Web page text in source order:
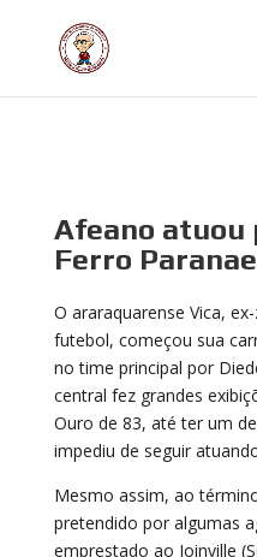
Afeano atuou
Ferro
O araraquarense Vica,
futebol, começou sua
no time principal por
central fez grandes
Ouro de 83, até ter um
impediu de seguir
Mesmo assim, ao
pretendido por algumas
emprestado ao Joinville